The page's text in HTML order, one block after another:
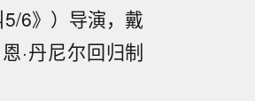
6》）导演，戴
·丹尼尔回归制